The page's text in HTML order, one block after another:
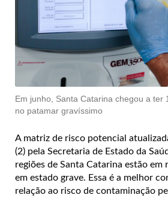
Em junho, Santa Catarina chegou a ter
no patamar gravíssimo
A matriz de risco potencial
(2) pela Secretaria de Estado da
regiões de Santa Catarina estão em
em estado grave. Essa é a melhor
relação ao risco de contaminação